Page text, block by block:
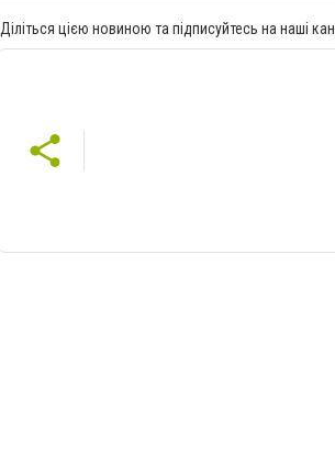
Діліться цією новиною та підписуйтесь на наші